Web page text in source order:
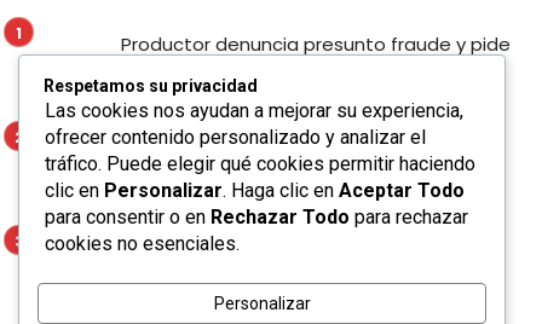
Productor denuncia presunto fraude y pide
responsable en San Luis Potosí
Enrique Galindo fortalece la seguridad y la
movilidad con Alumbrado Táctico en el
Corredor Lomas
Mujer apuñala a cuatro personas en
Londres; autoridades descartan móvil
Respetamos su privacidad
Las cookies nos ayudan a mejorar su experiencia,
ofrecer contenido personalizado y analizar el
tráfico. Puede elegir qué cookies permitir haciendo
clic en Personalizar. Haga clic en Aceptar Todo
para consentir o en Rechazar Todo para rechazar
cookies no esenciales.
Personalizar